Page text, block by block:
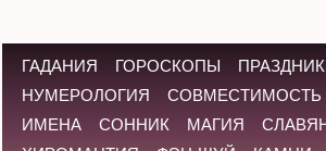
ГАДАНИЯ ГОРОСКОПЫ
НУМЕРОЛОГИЯ
СОВМЕСТИМОСТЬ
ИМЕНА
СОННИК МАГИЯ